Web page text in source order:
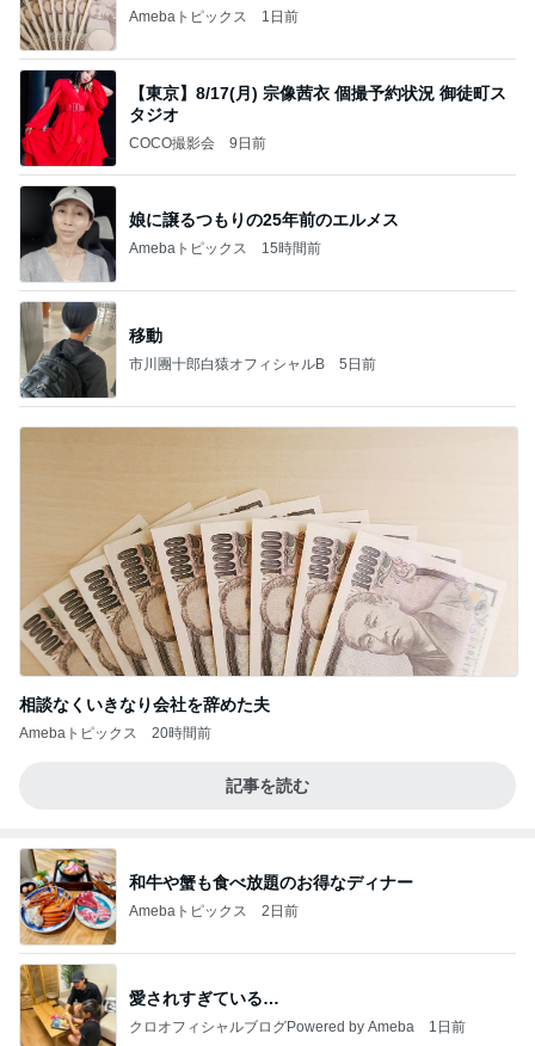
Amebaトピックス 1日前
【東京】8/17(月) 宗像茜衣 個撮予約状況 御徒町ス
タジオ
COCO撮影会 9日前
娘に譲るつもりの25年前のエルメス
Amebaトピックス 15時間前
移動
市川團十郎白猿オフィシャルB 5日前
相談なくいきなり会社を辞めた夫
Amebaトピックス 20時間前
記事を読む
和牛や蟹も食べ放題のお得なディナー
Amebaトピックス 2日前
愛されすぎている…
クロオフィシャルブログPowered by Ameba 1日前